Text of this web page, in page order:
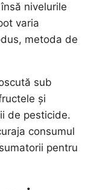
nivelurile
varia
metoda de
sub
și
de pesticide.
consumul
pentru